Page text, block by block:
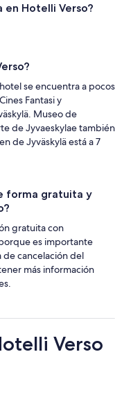
en Hotelli Verso?
se encuentra a pocos
Fantasi y
Museo de
de Jyvaeskylae también
de Jyväskylä está a 7
forma gratuita y
gratuita con
es importante
cancelación del
más información
Verso